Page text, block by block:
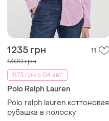
1235 грн 11
1300 грн
1173 грн с 04 авг.
Polo Ralph Lauren
Polo ralph lauren коттоновая
рубашка в полоску